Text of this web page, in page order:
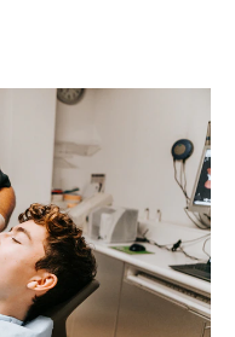
PROMOCIONES
SV (ES)
SUSCRÍBASE